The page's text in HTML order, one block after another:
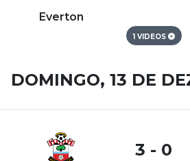
Everton
1 VIDEOS
DOMINGO, 13 DE
3 - 0